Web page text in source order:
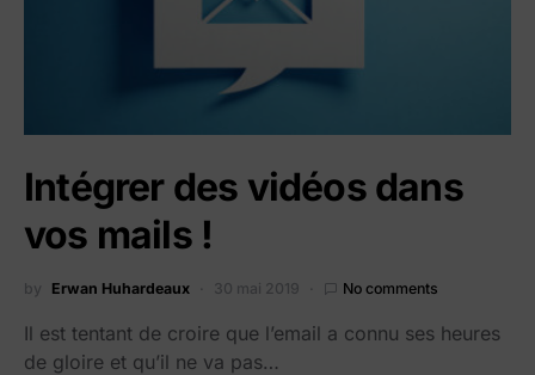
Intégrer des vidéos dans
vos mails !
by Erwan Huhardeaux 30 mai 2019 No comments
Il est tentant de croire que l’email a connu ses heures
de gloire et qu’il ne va pas…